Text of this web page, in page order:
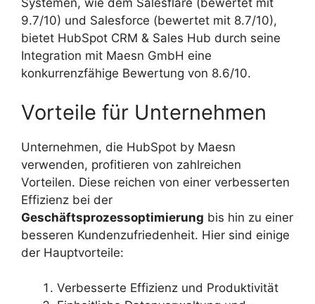
Systemen, wie dem Salesflare (bewertet mit
9.7/10) und Salesforce (bewertet mit 8.7/10),
bietet HubSpot CRM & Sales Hub durch seine
Integration mit Maesn GmbH eine
konkurrenzfähige Bewertung von 8.6/10.
Vorteile für Unternehmen
Unternehmen, die HubSpot by Maesn
verwenden, profitieren von zahlreichen
Vorteilen. Diese reichen von einer verbesserten
Effizienz bei der
Geschäftsprozessoptimierung bis hin zu einer
besseren Kundenzufriedenheit. Hier sind einige
der Hauptvorteile:
Verbesserte Effizienz und Produktivität